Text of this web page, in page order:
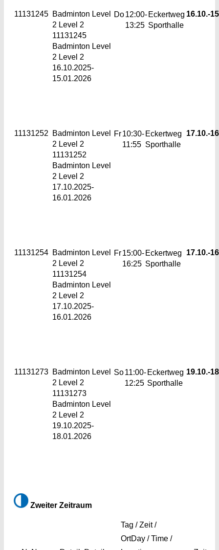
11131245 Badminton Level
2 Level 2
11131245
Badminton Level
2 Level 2
16.10.2025-
15.01.2026
Do12:00-
13:25
Eckertweg
Sporthalle
16.10.-
11131252
Badminton Level
2 Level 2
11131252
Badminton Level
2 Level 2
17.10.2025-
16.01.2026
Fr10:30-
11:55
Eckertweg
Sporthalle
17.10.-
11131254 Badminton Level
2 Level 2
11131254
Badminton Level
2 Level 2
17.10.2025-
16.01.2026
Fr15:00-
16:25
Eckertweg
Sporthalle
17.10.-
11131273 Badminton Level
2 Level 2
11131273
Badminton Level
2 Level 2
19.10.2025-
18.01.2026
So11:00-
12:25
Eckertweg
Sporthalle
19.10.-
Zweiter Zeitraum
Tag / Zeit /
OrtDay / Time /